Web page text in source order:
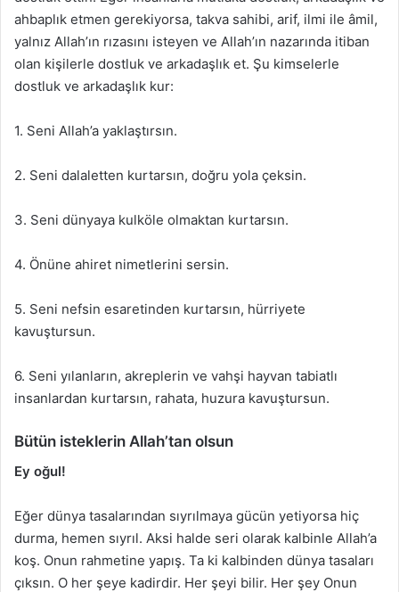
ahbaplık etmen gerekiyorsa, takva sahibi, arif, ilmi ile âmil,
yalnız Allah’ın rızasını isteyen ve Allah’ın nazarında itiban
olan kişilerle dostluk ve arkadaşlık et. Şu kimselerle
dostluk ve arkadaşlık kur:
1. Seni Allah’a yaklaştırsın.
2. Seni dalaletten kurtarsın, doğru yola çeksin.
3. Seni dünyaya kulköle olmaktan kurtarsın.
4. Önüne ahiret nimetlerini sersin.
5. Seni nefsin esaretinden kurtarsın, hürriyete
kavuştursun.
6. Seni yılanların, akreplerin ve vahşi hayvan tabiatlı
insanlardan kurtarsın, rahata, huzura kavuştursun.
Bütün isteklerin Allah’tan olsun
Ey oğul!
Eğer dünya tasalarından sıyrılmaya gücün yetiyorsa hiç
durma, hemen sıyrıl. Aksi halde seri olarak kalbinle Allah’a
koş. Onun rahmetine yapış. Ta ki kalbinden dünya tasaları
çıksın. O her şeye kadirdir. Her şeyi bilir. Her şey Onun